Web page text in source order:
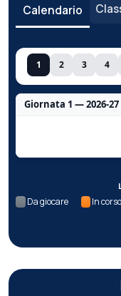
Calendario
1 2 3 4
Giornata 1 — 2026-27
Da giocare In corso